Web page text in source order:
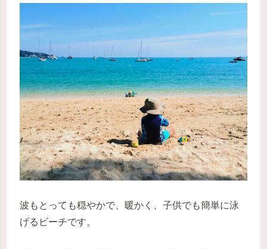
波もとっても穏やかで、暖かく、子供でも簡単に泳
げるビーチです。